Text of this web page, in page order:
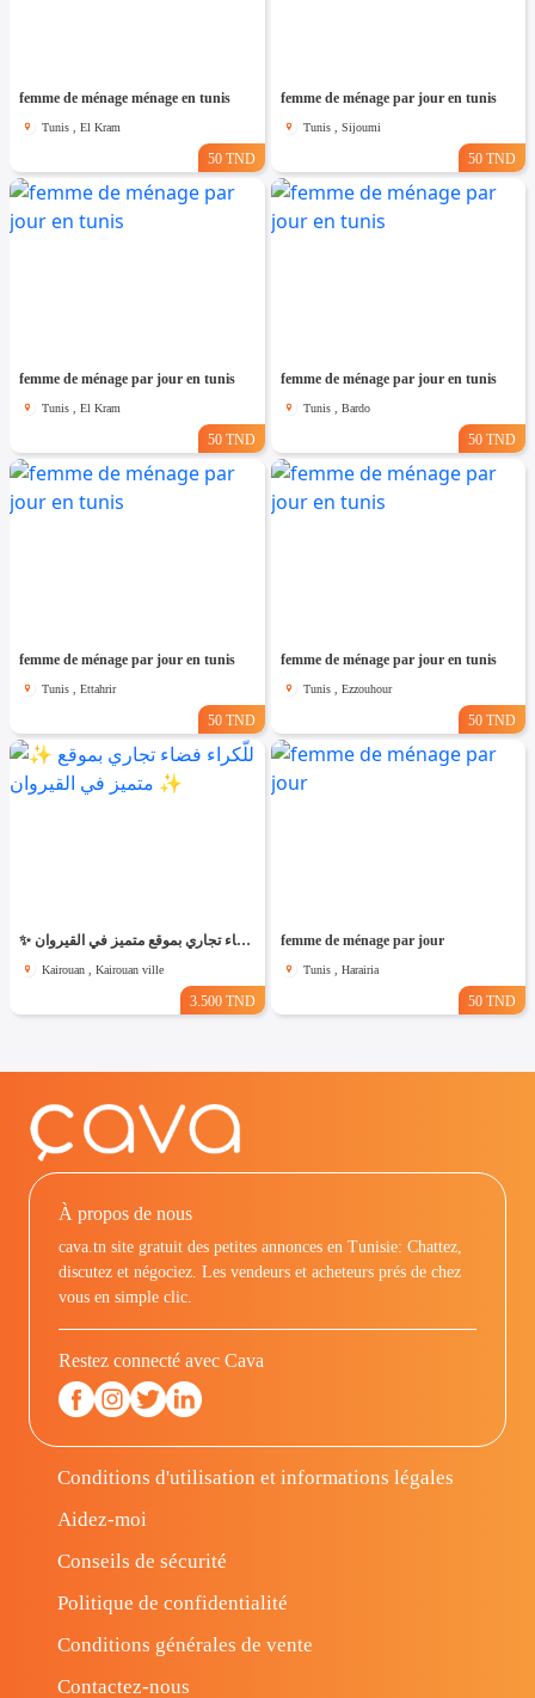
femme de ménage ménage en tunis
Tunis , El Kram
50 TND
femme de ménage par jour en tunis
Tunis , Sijoumi
50 TND
femme de ménage par jour en tunis
Tunis , El Kram
50 TND
femme de ménage par jour en tunis
Tunis , Bardo
50 TND
femme de ménage par jour en tunis
Tunis , Ettahrir
50 TND
femme de ménage par jour en tunis
Tunis , Ezzouhour
50 TND
✨ للّكراء فضاء تجاري بموقع متميز في القيروان ✨
Kairouan , Kairouan ville
3.500 TND
femme de ménage par jour
Tunis , Harairia
50 TND
À propos de nous
cava.tn site gratuit des petites annonces en Tunisie: Chattez,
discutez et négociez. Les vendeurs et acheteurs prés de chez
vous en simple clic.
Restez connecté avec Cava
Conditions d'utilisation et informations légales
Aidez-moi
Conseils de sécurité
Politique de confidentialité
Conditions générales de vente
Contactez-nous